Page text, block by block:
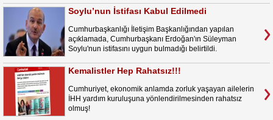
Soylu’nun İstifası Kabul Edilmedi
Cumhurbaşkanlığı İletişim Başkanlığından yapılan
açıklamada, Cumhurbaşkanı Erdoğan'ın Süleyman
Soylu'nun istifasını uygun bulmadığı belirtildi.
Kemalistler Hep Rahatsız!!!
Cumhuriyet, ekonomik anlamda zorluk yaşayan ailelerin
İHH yardım kuruluşuna yönlendirilmesinden rahatsız
olmuş!